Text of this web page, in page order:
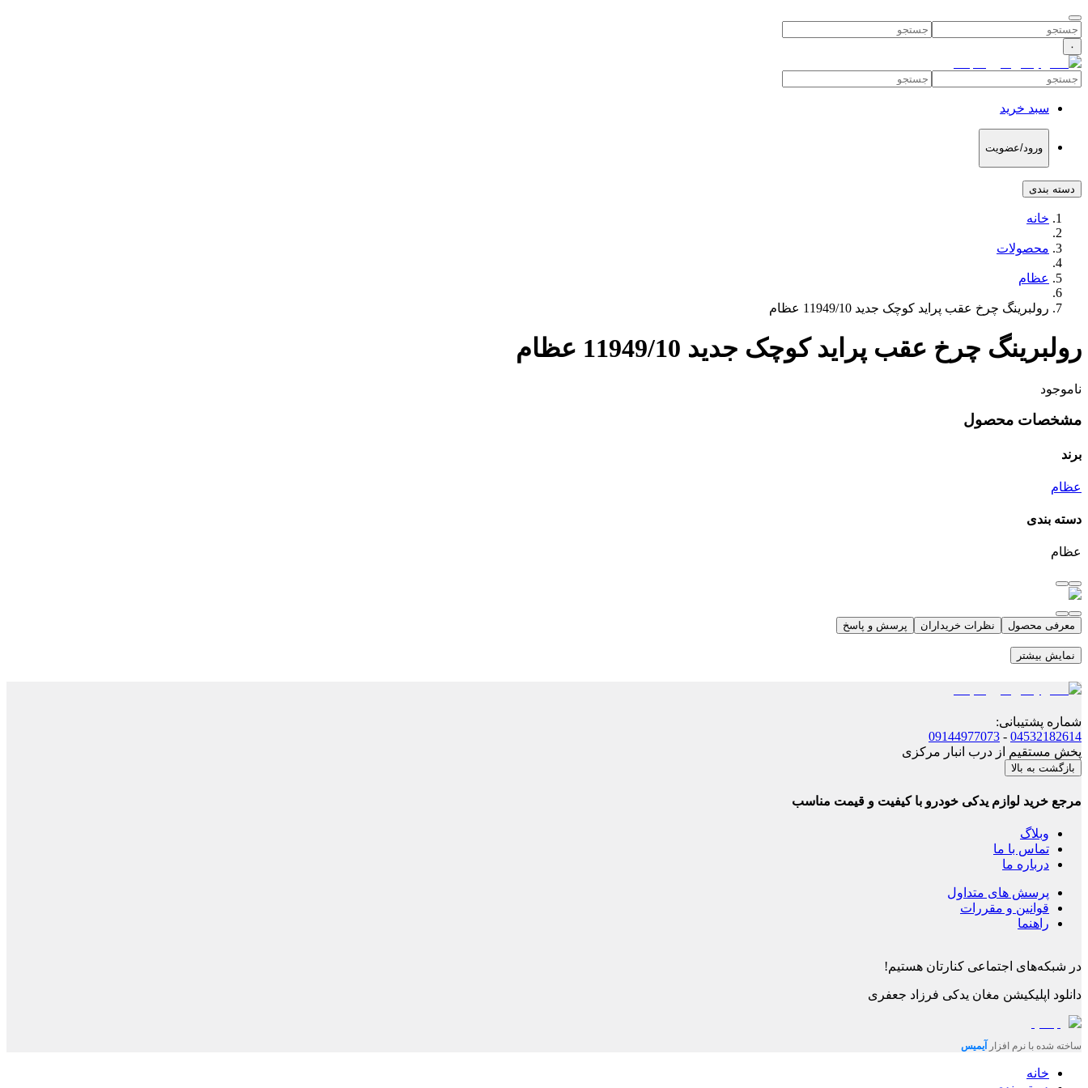
۰
سبد خرید
ورود/عضویت
دسته بندی
خانه
محصولات
عظام
رولبرینگ چرخ عقب پراید کوچک جدید 11949/10 عظام
رولبرینگ چرخ عقب پراید کوچک جدید 11949/10 عظام
ناموجود
مشخصات محصول
برند
عظام
دسته بندی
عظام
معرفی محصول نظرات خریداران پرسش و پاسخ
نمایش بیشتر
شماره پشتیبانی:
04532182614
-
09144977073
پخش مستقیم از درب انبار مرکزی
بازگشت به بالا
مرجع خرید لوازم یدکی خودرو با کیفیت و قیمت مناسب
وبلاگ
تماس با ما
درباره ما
پرسش های متداول
قوانین و مقررات
راهنما
در شبکه‌های اجتماعی کنارتان هستیم!
دانلود اپلیکیشن مغان یدکی فرزاد جعفری
ساخته شده با نرم افزار آیمیس
خانه